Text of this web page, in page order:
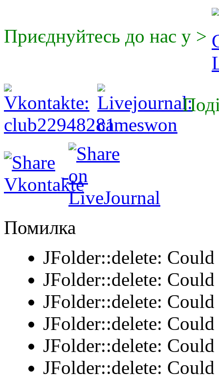
Приєднуйтесь до нас у >
Помилка
JFolder::delete:
JFolder::delete:
JFolder::delete:
JFolder::delete:
JFolder::delete:
JFolder::delete: